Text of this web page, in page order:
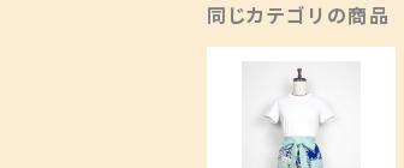
同じカテゴリの商品